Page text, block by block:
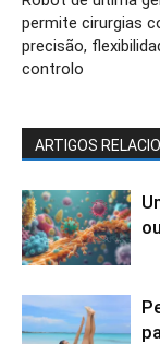
permite cirurgias
precisão,
controlo
ARTIGOS